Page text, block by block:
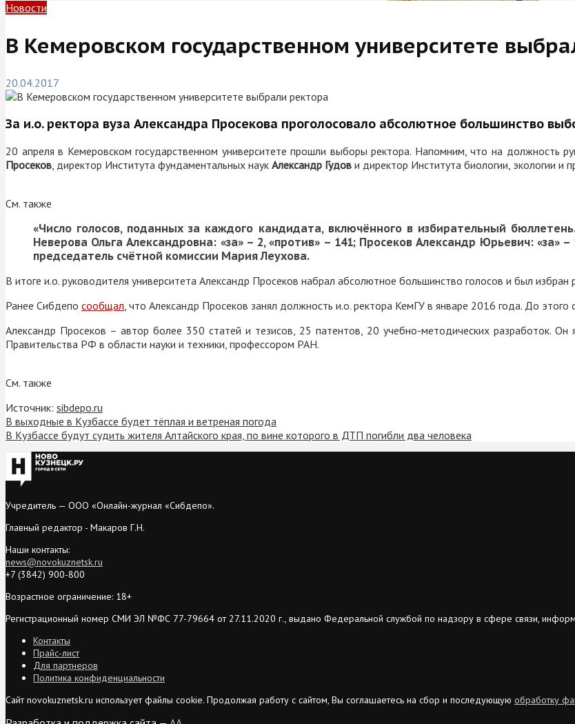
Новости
В Кемеровском государственном университете
20.04.2017
За и.о. ректора вуза Александра Просекова проголосовало абсолютное большинство
20 апреля в Кемеровском государственном университете прошли выборы ректора. Напомним, что на должность
Просеков , директор Института фундаментальных наук Александр Гудов и директор Института биологии, экологии и
См. также
«Число голосов, поданных за каждого кандидата, включённого в избирательный
Неверова Ольга Александровна: «за» – 2, «против» – 141; Просеков Александр Юрьевич: «за»
председатель счётной комиссии Мария Леухова.
В итоге и.о. руководителя университета Александр Просеков набрал абсолютное большинство голосов и был избран
Ранее Сибдепо сообщал , что Александр Просеков занял должность и.о. ректора КемГУ в январе 2016 года. До
Александр Просеков – автор более 350 статей и тезисов, 25 патентов, 20 учебно-методических разработок. Он
Правительства РФ в области науки и техники, профессором РАН.
См. также
Источник: sibdepo.ru
В выходные в Кузбассе будет тёплая и ветреная погода
В Кузбассе будут судить жителя Алтайского края, по вине которого в ДТП погибли два человека
Учредитель — ООО «Онлайн-журнал «Сибдепо».
Главный редактор - Макаров Г.Н.
Наши контакты:
news@novokuznetsk.ru
+7 (3842) 900-800
Возрастное ограничение: 18+
Регистрационный номер СМИ ЭЛ №ФС 77-79664 от 27.11.2020 г., выдано Федеральной службой по надзору в сфере связи,
Контакты
Прайс-лист
Для партнеров
Политика конфиденциальности
Сайт novokuznetsk.ru использует файлы cookie. Продолжая работу с сайтом, Вы соглашаетесь на сбор и последующую обработку